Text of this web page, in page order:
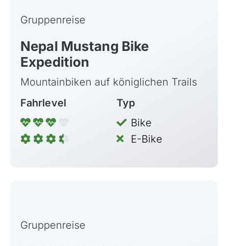
Gruppenreise
Nepal Mustang Bike
Expedition
Mountainbiken auf königlichen Trails
Fahrlevel
Typ
Bike
E-Bike
Gruppenreise